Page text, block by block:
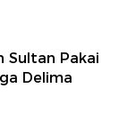
Sultan Pakai
Delima